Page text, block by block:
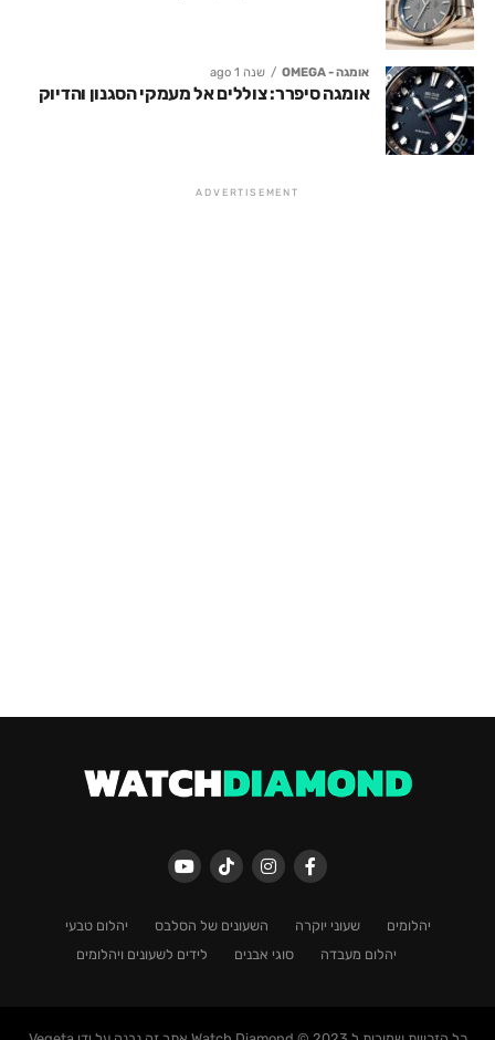
אומגה - OMEGA שנה 1 ago
אומגה סיפרר: צוללים אל מעמקי הסגנון והדיוק
ADVERTISEMENT
יהלומים שעוני יוקרה השעונים של הסלבס
יהלום טבעי
יהלום מעבדה
סוגי אבנים לידים לשעונים ויהלומים